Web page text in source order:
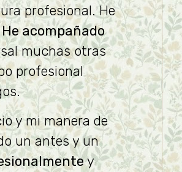
profesional. He
He acompañado
muchas otras
profesional
y mi manera de
un antes y un
y